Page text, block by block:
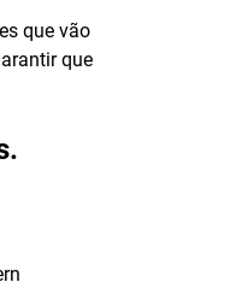
que vão
que